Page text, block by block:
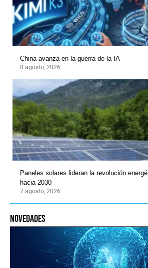
China avanza en la guerra de la IA
8 agosto, 2026
Paneles solares lideran la revolución
hacia 2030
7 agosto, 2026
novedades